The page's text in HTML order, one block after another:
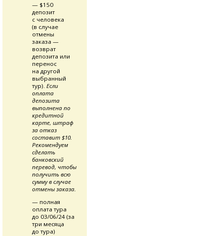
— $150
депозит
с человека
(в случае
отмены
заказа —
возврат
депозита или
перенос
на другой
выбранный
тур). Если
оплата
депозита
выполнена по
кредитной
карте, штраф
за отказ
составит $10.
Рекомендуем
сделать
банковский
перевод, чтобы
получить всю
сумму в случае
отмены заказа.
— полная
оплата тура
до 03/06/24 (за
три месяца
до тура)